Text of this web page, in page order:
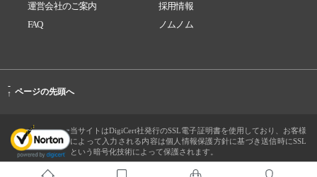
運営会社のご案内
採用情報
FAQ
ノムノム
-
↑ ページの先頭へ
当サイトはDigiCert社発行のSSL電子証明書を使用しており、お客様
によって入力される内容は個人情報保護方針に基づき送信時にSSL
という暗号化技術によって保護されます。